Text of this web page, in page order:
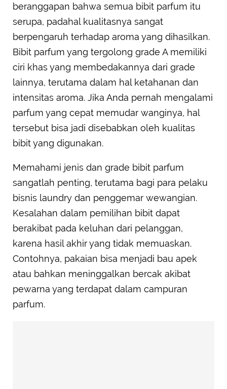
beranggapan bahwa semua bibit parfum itu
serupa, padahal kualitasnya sangat
berpengaruh terhadap aroma yang dihasilkan.
Bibit parfum yang tergolong grade A memiliki
ciri khas yang membedakannya dari grade
lainnya, terutama dalam hal ketahanan dan
intensitas aroma. Jika Anda pernah mengalami
parfum yang cepat memudar wanginya, hal
tersebut bisa jadi disebabkan oleh kualitas
bibit yang digunakan.
Memahami jenis dan grade bibit parfum
sangatlah penting, terutama bagi para pelaku
bisnis laundry dan penggemar wewangian.
Kesalahan dalam pemilihan bibit dapat
berakibat pada keluhan dari pelanggan,
karena hasil akhir yang tidak memuaskan.
Contohnya, pakaian bisa menjadi bau apek
atau bahkan meninggalkan bercak akibat
pewarna yang terdapat dalam campuran
parfum.